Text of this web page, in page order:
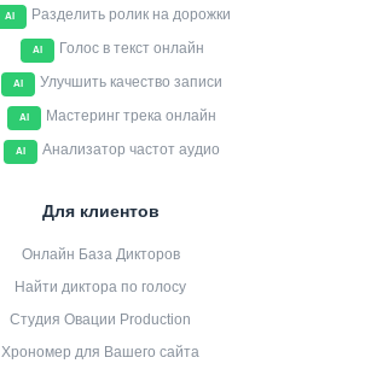
AI Разделить ролик на дорожки
AI Голос в текст онлайн
AI Улучшить качество записи
AI Мастеринг трека онлайн
AI Анализатор частот аудио
Для клиентов
Онлайн База Дикторов
Найти диктора по голосу
Студия Овации Production
Хрономер для Вашего сайта